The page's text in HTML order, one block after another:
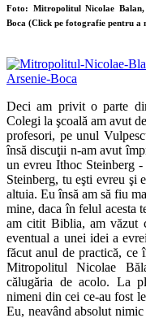
Foto: Mitropolitul Nicolae
Boca (Click pe fotografie pentru a
Deci am privit o parte
Colegi la şcoală am avut
profesori, pe unul
însă discuţii n-am avut
un evreu Ithoc Steinberg
Steinberg, tu eşti evreu şi
altuia. Eu însă am să fiu
mine, daca în felul acesta
am citit Biblia, am văzut
eventual a unei idei a
făcut anul de practică, ce
Mitropolitul Nicolae
călugăria de acolo. La
nimeni din cei ce-au fost
Eu, neavând absolut